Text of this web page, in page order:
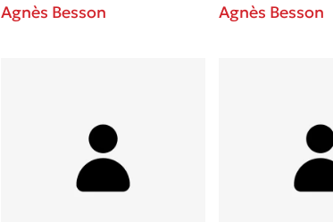
Agnès Besson Agnès Besson